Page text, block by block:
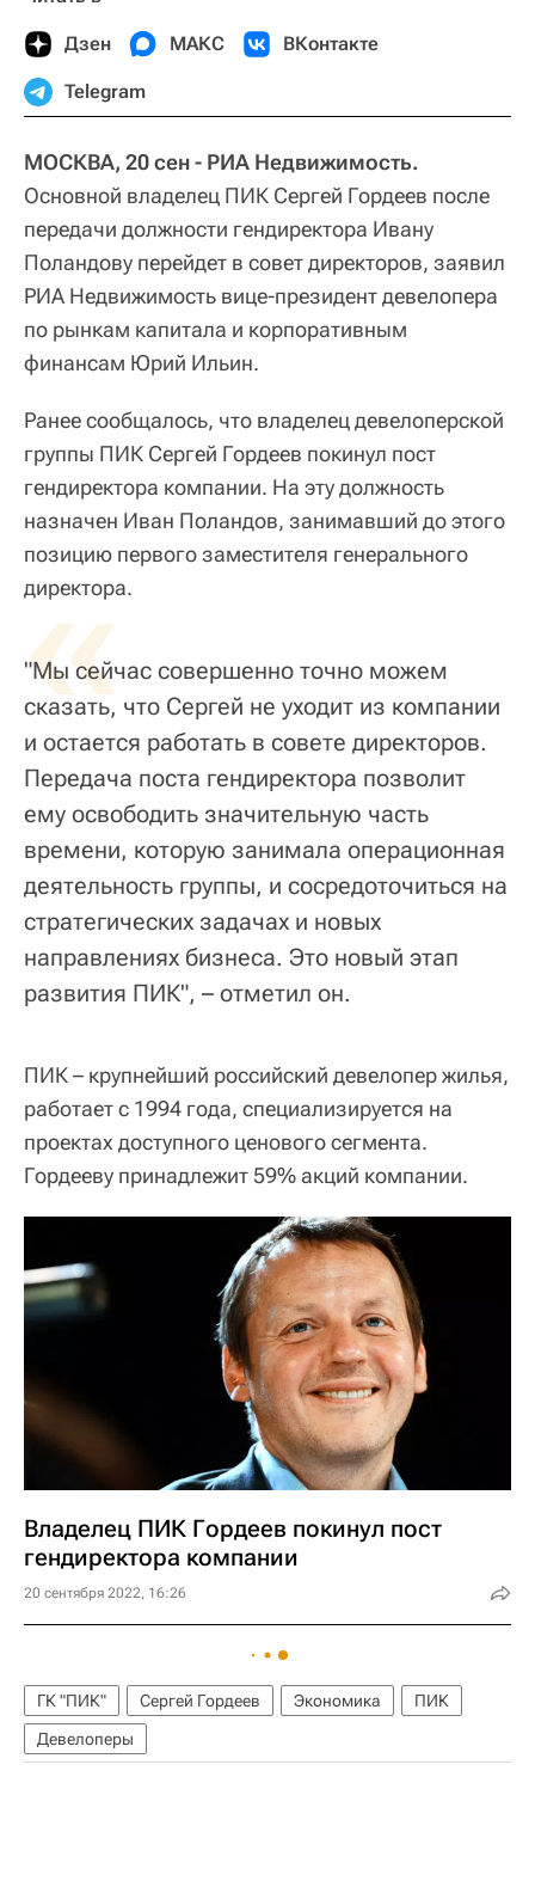
Дзен МАКС ВКонтакте
Telegram
МОСКВА, 20 сен - РИА Недвижимость.
Основной владелец ПИК Сергей Гордеев после
передачи должности гендиректора Ивану
Поландову перейдет в совет директоров, заявил
РИА Недвижимость вице-президент девелопера
по рынкам капитала и корпоративным
финансам Юрий Ильин.
Ранее сообщалось, что владелец девелоперской
группы ПИК Сергей Гордеев покинул пост
гендиректора компании. На эту должность
назначен Иван Поландов, занимавший до этого
позицию первого заместителя генерального
директора.
«
"Мы сейчас совершенно точно можем
сказать, что Сергей не уходит из компании
и остается работать в совете директоров.
Передача поста гендиректора позволит
ему освободить значительную часть
времени, которую занимала операционная
деятельность группы, и сосредоточиться на
стратегических задачах и новых
направлениях бизнеса. Это новый этап
развития ПИК", – отметил он.
ПИК – крупнейший российский девелопер жилья,
работает с 1994 года, специализируется на
проектах доступного ценового сегмента.
Гордееву принадлежит 59% акций компании.
Владелец ПИК Гордеев покинул пост
гендиректора компании
20 сентября 2022, 16:26
ГК "ПИК" Сергей Гордеев Экономика
ПИК
Девелоперы